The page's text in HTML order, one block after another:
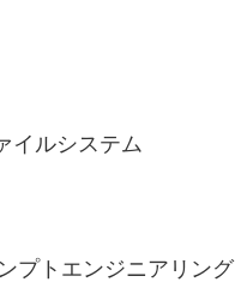
イルシステム
プトエンジニアリング